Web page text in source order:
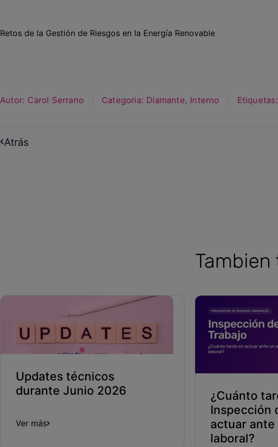
Retos de la Gestión de Riesgos en la Energía Renovable
Autor: Carol Serrano Categoria: Diamante, Interno Etiquetas:
Atrás
Updates técnicos
durante Junio 2026
Ver más
¿Cuánto
Inspección
actuar
laboral?